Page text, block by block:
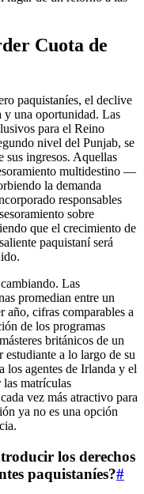
Cuota de
paquistaníes, el declive
y una oportunidad. Las
para el Reino
nivel del Punjab, se
sus ingresos. Aquellas
multidestino —
la demanda
responsables
sobre
que el crecimiento de
paquistaní será
Las
promedian entre un
año, cifras comparables a
de los programas
británicos de un
a lo largo de su
los agentes de Irlanda y el
las matrículas
vez más atractivo para
ya no es una opción
los derechos
paquistaníes?#